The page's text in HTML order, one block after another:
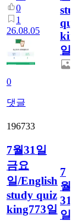
0
1
26.08.05
0
댓글
study
quiz
일
196733
7월31일
금요
일/English
study quiz
king773일
7
월
31
일